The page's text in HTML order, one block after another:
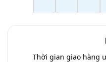
Thời gian giao hàng